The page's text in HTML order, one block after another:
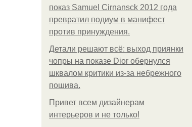
показ Samuel Cirnansck 2012 года
превратил подиум в манифест
против принуждения.
Детали решают всё: выход приянки
чопры на показе Dior обернулся
шквалом критики из-за небрежного
пошива.
Привет всем дизайнерам
интерьеров и не только!